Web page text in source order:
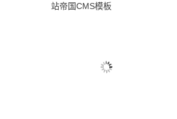
站帝国CMS模板